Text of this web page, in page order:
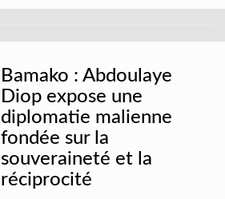
Bamako : Abdoulaye
Diop expose une
diplomatie malienne
fondée sur la
souveraineté et la
réciprocité